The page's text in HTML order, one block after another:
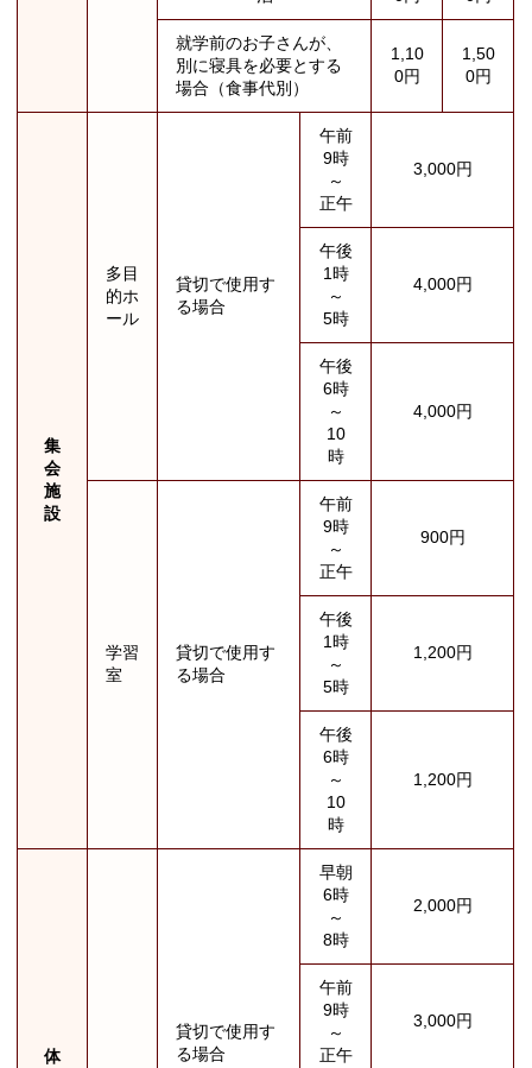
就学前のお子さんが、
別に寝具を必要とする
場合（食事代別）
1,10
0円
1,50
0円
集
会
施
設
多目
的ホ
ール
貸切で使用す
る場合
午前
9時
～
正午
3,000円
午後
1時
～
5時
4,000円
午後
6時
～
10
時
4,000円
学習
室
貸切で使用す
る場合
午前
9時
～
正午
900円
午後
1時
～
5時
1,200円
午後
6時
～
10
時
1,200円
体
貸切で使用す
る場合
早朝
6時
～
8時
2,000円
午前
9時
～
正午
3,000円